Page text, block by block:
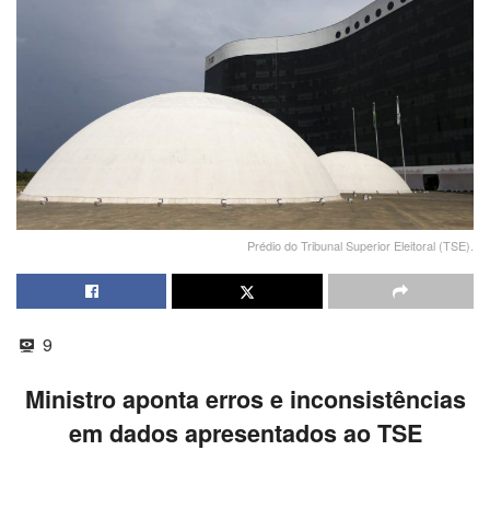
Prédio do Tribunal Superior Eleitoral (TSE).
9
Ministro aponta erros e inconsistências
em dados apresentados ao TSE